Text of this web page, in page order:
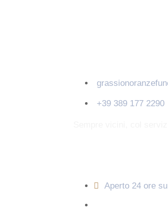
+39 389 177 2290
Aperto 24 ore